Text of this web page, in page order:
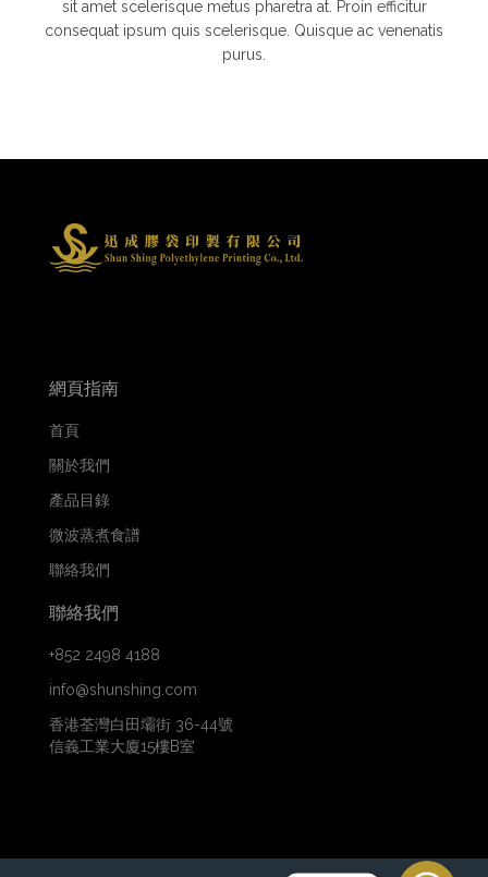
sit amet scelerisque metus pharetra at. Proin efficitur
consequat ipsum quis scelerisque. Quisque ac venenatis
purus.
網頁指南
首頁
關於我們
產品目錄
微波蒸煮食譜
聯絡我們
聯絡我們
+852 2498 4188
info@shunshing.com
香港荃灣白田壩街 36-44號
信義工業大廈15樓B室
WhatsApp